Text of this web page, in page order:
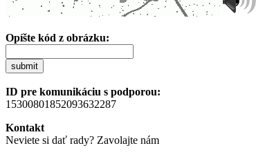
Opíšte kód z obrázku:
submit
ID pre komunikáciu s podporou:
15300801852093632287
Kontakt
Neviete si dať rady? Zavolajte nám